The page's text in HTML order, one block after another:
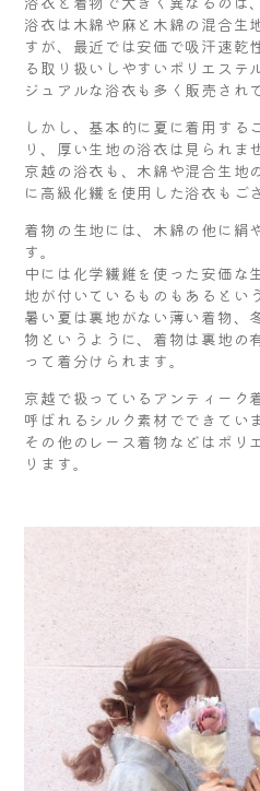
浴衣は木綿や麻と木綿の混合生
すが、最近では安価で吸汗速乾
る取り扱いしやすいポリエステ
ジュアルな浴衣も多く販売され
しかし、基本的に夏に着用する
り、厚い生地の浴衣は見られま
京越の浴衣も、木綿や混合生地
に高級化繊を使用した浴衣もご
着物の生地には、木綿の他に絹
す。
中には化学繊維を使った安価な
地が付いているものもあるとい
暑い夏は裏地がない薄い着物、
物というように、着物は裏地の
って着分けられます。
京越で扱っているアンティーク
呼ばれるシルク素材でできていま
その他のレース着物などはポリ
ります。